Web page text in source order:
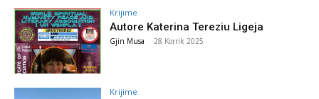
Krijime
Autore Katerina Tereziu Ligeja
Gjin Musa - 28 Korrik 2025
Krijime